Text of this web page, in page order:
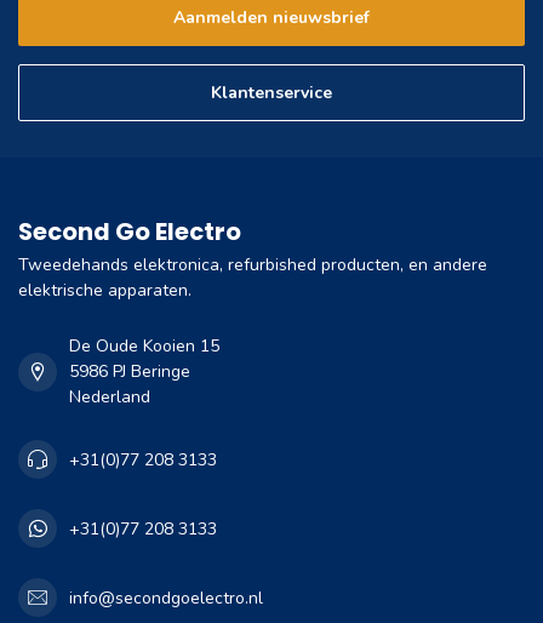
Aanmelden nieuwsbrief
Klantenservice
Second Go Electro
Tweedehands elektronica, refurbished producten, en andere
elektrische apparaten.
De Oude Kooien 15
5986 PJ Beringe
Nederland
+31(0)77 208 3133
+31(0)77 208 3133
info@secondgoelectro.nl